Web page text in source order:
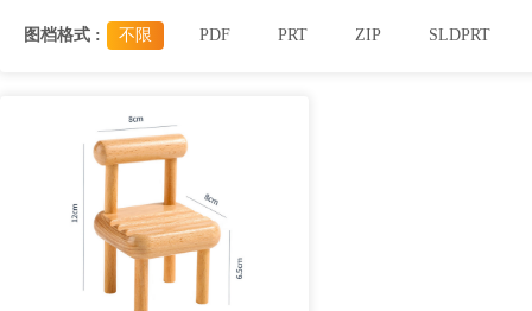
图档格式 : 不限 PDF PRT ZIP SLDPRT